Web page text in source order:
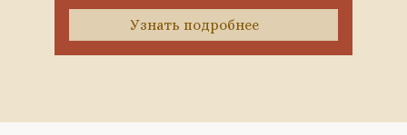
Узнать подробнее